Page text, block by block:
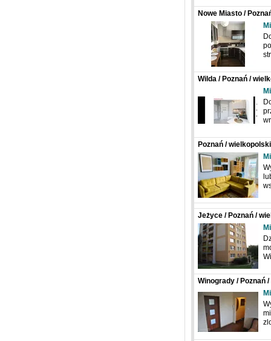
Nowe Miasto /
Wilda / Poznań /
Poznań /
Jeżyce / Poznań /
Winogrady / Poznań